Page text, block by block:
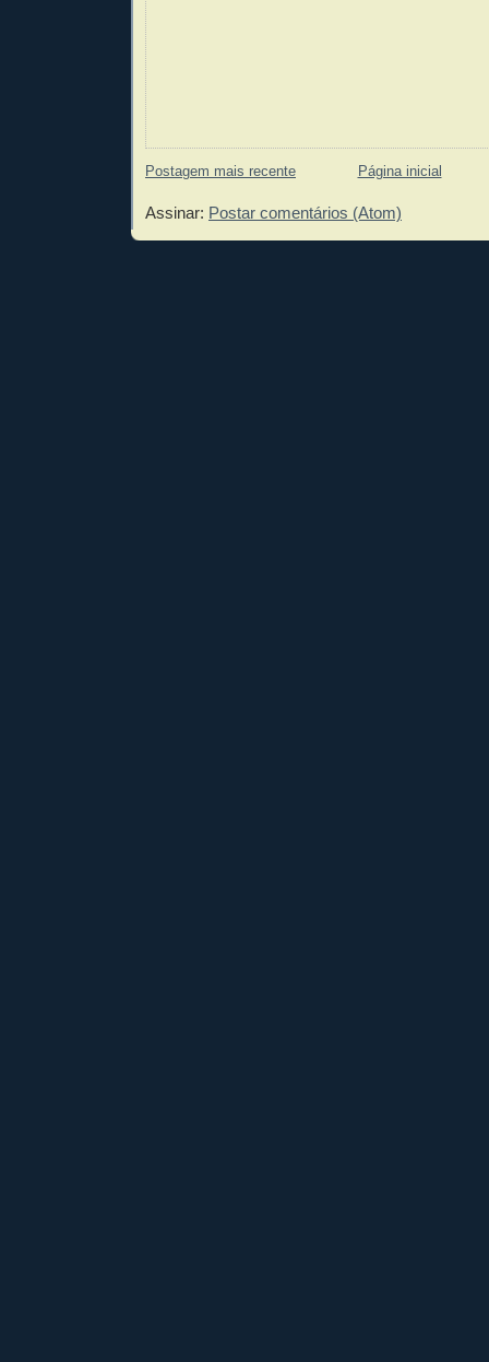
Postagem mais recente Página inicial
Assinar: Postar comentários (Atom)